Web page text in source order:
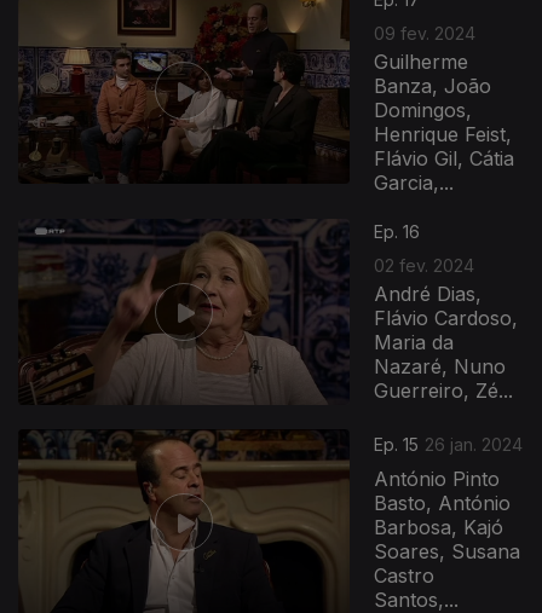
09 fev. 2024
Guilherme
Banza, João
Domingos,
Henrique Feist,
Flávio Gil, Cátia
Garcia,...
Ep. 16
02 fev. 2024
André Dias,
Flávio Cardoso,
Maria da
Nazaré, Nuno
Guerreiro, Zé...
Ep. 15 26 jan. 2024
António Pinto
Basto, António
Barbosa, Kajó
Soares, Susana
Castro
Santos,...